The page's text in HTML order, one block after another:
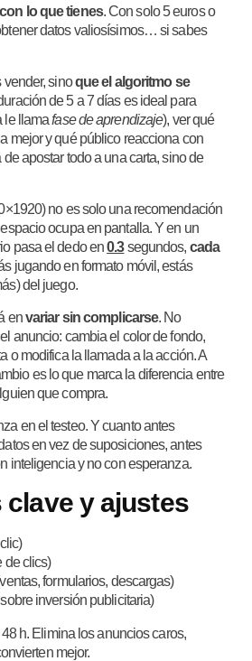
lo que tienes. Con solo 5 euros o
datos valiosísimos… si sabes
vender, sinoque el algoritmo se
de 5 a 7 días es ideal para
le llamafase de aprendizaje), ver qué
mejor y qué público reacciona con
apostar todo a una carta, sino de
no es solo una recomendación
ocupa en pantalla. Y en un
pasa el dedo en0.3segundos, cada
jugando en formato móvil, estás
del juego.
envariar sin complicarse. No
anuncio: cambia el color de fondo,
o modifica la llamada a la acción. A
es lo que marca la diferencia entre
que compra.
en el testeo. Y cuanto antes
en vez de suposiciones, antes
inteligencia y no con esperanza.
clave y ajustes
de clics)
formularios, descargas)
inversión publicitaria)
h. Elimina los anuncios caros,
mejor.